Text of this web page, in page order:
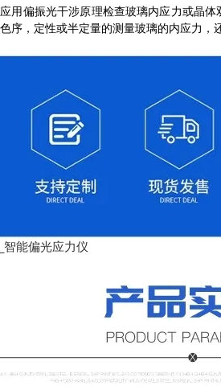
用偏振光干涉原理检查玻璃内应力或晶
序，定性或半定量的测量玻璃的内应力，